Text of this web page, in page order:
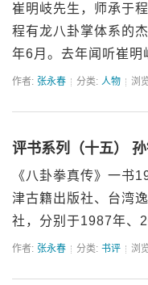
崔明岐先生，师承于
程有龙八卦掌体系的
年6月。去年闻听崔明
时日，前往家中探望
作者: 张永春 分类: 人物 浏
评书系列（十五）
《八卦拳真传》一书
津古籍出版社、台湾
社，分别于1987年、
本。其中天津古籍本
作者: 张永春 分类: 书评 浏